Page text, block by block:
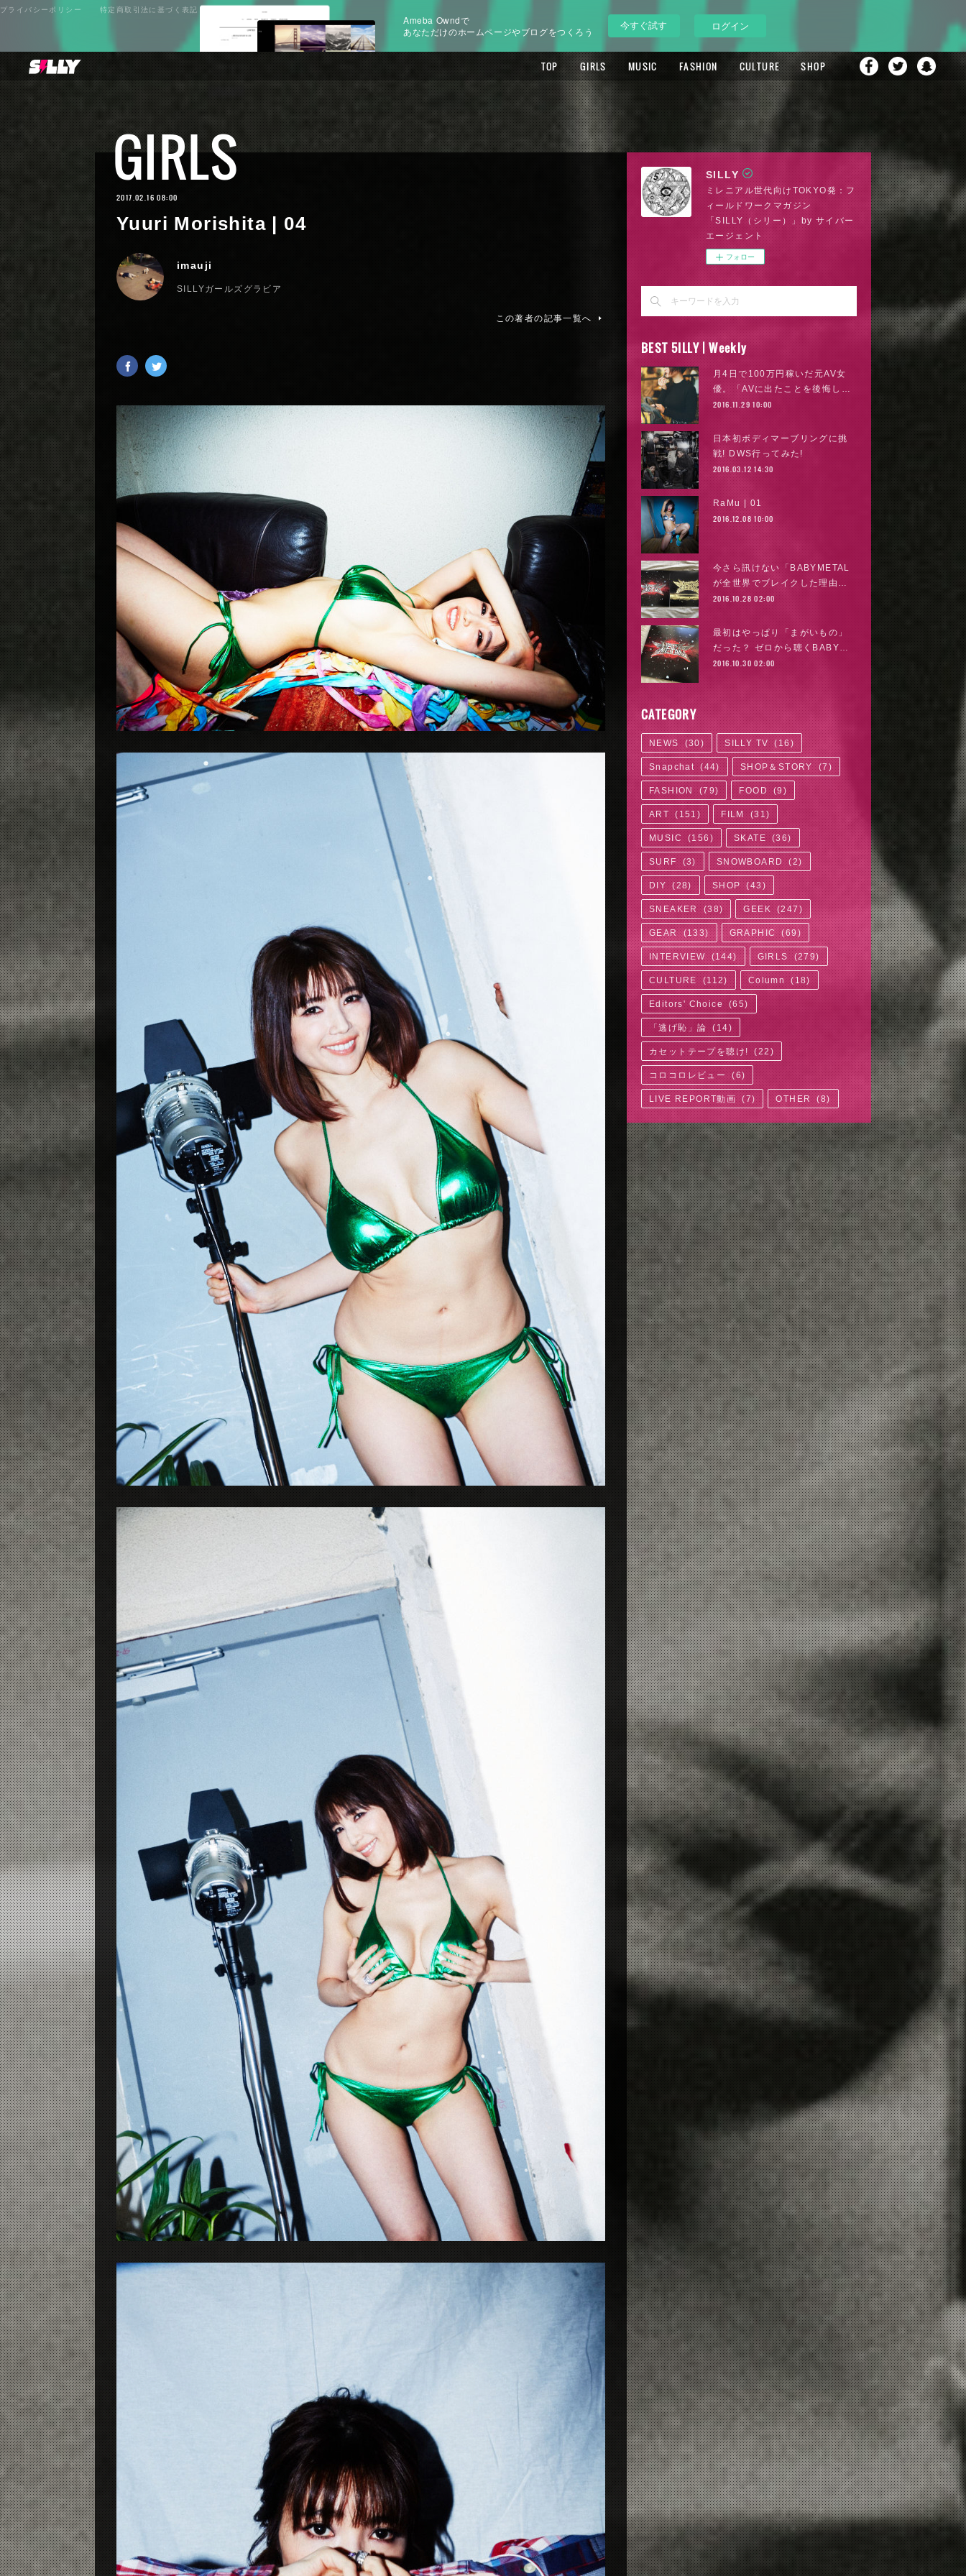
Ameba Owndで
あなただけのホームページやブログをつくろう
今すぐ試す ログイン
TOP GIRLS MUSIC FASHION CULTURE SHOP
GIRLS
2017.02.16 08:00
Yuuri Morishita | 04
imauji
SILLYガールズグラビア
この著者の記事一覧へ
SILLY
ミレニアル世代向けTOKYO発：フ
ィールドワークマガジン
「SILLY（シリー）」by サイバー
エージェント
フォロー
BEST 5ILLY | Weekly
月4日で100万円稼いだ元AV女
優。「AVに出たことを後悔し…
2016.11.29 10:00
日本初ボディマーブリングに挑
戦! DWS行ってみた!
2016.03.12 14:30
RaMu | 01
2016.12.08 10:00
今さら訊けない「BABYMETAL
が全世界でブレイクした理由…
2016.10.28 02:00
最初はやっぱり「まがいもの」
だった？ ゼロから聴くBABY…
2016.10.30 02:00
CATEGORY
NEWS (30) SILLY TV (16)
Snapchat (44) SHOP＆STORY (7)
FASHION (79) FOOD (9 )
ART ( 151 ) FILM (31)
MUSIC (156 ) SKATE (36)
SURF (3) SNOWBOARD (2)
DIY (28) SHOP (43)
SNEAKER (38) GEEK (247)
GEAR (133) GRAPHIC (69)
INTERVIEW (144) GIRLS (279)
CULTURE (112) Column (18)
Editors' Choice (65)
「逃げ恥」論 ( 14)
カセットテープを聴け! (22 )
コロコロレビュー (6)
LIVE REPORT動画 (7) OTHER (8)
プライバシーポリシー 特定商取引法に基づく表記